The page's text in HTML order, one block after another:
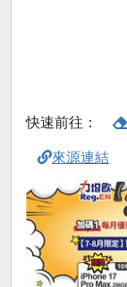
快速前往：
來源連結